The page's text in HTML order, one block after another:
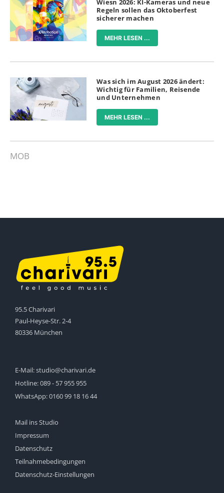
Regeln sollen das Oktoberfest
sicherer machen
MEHR LESEN ...
Was sich im August 2026 ändert:
Wichtig für Familien, Reisende
und Unternehmen
MEHR LESEN ...
MOB
95.5 Charivari
Paul-Heyse-Str. 2-4
80336 München
E-Mail:studio@charivari.de
Hotline:089 - 57 955 955
WhatsApp:0160 99 18 16 44
Mail ins Studio
Impressum
Datenschutz
Teilnahmebedingungen
Datenschutz-Einstellungen